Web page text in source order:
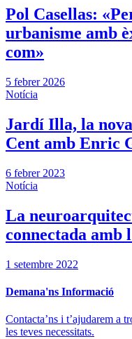
Pol Casellas:
urbanisme amb
com»
5 febrer 2026
Notícia
Jardí Illa, la
Cent amb Enric
6 febrer 2023
Notícia
La
connectada amb
1 setembre 2022
Demana'ns Informació
Contacta’ns i t’ajudarem a
les teves necessitats.